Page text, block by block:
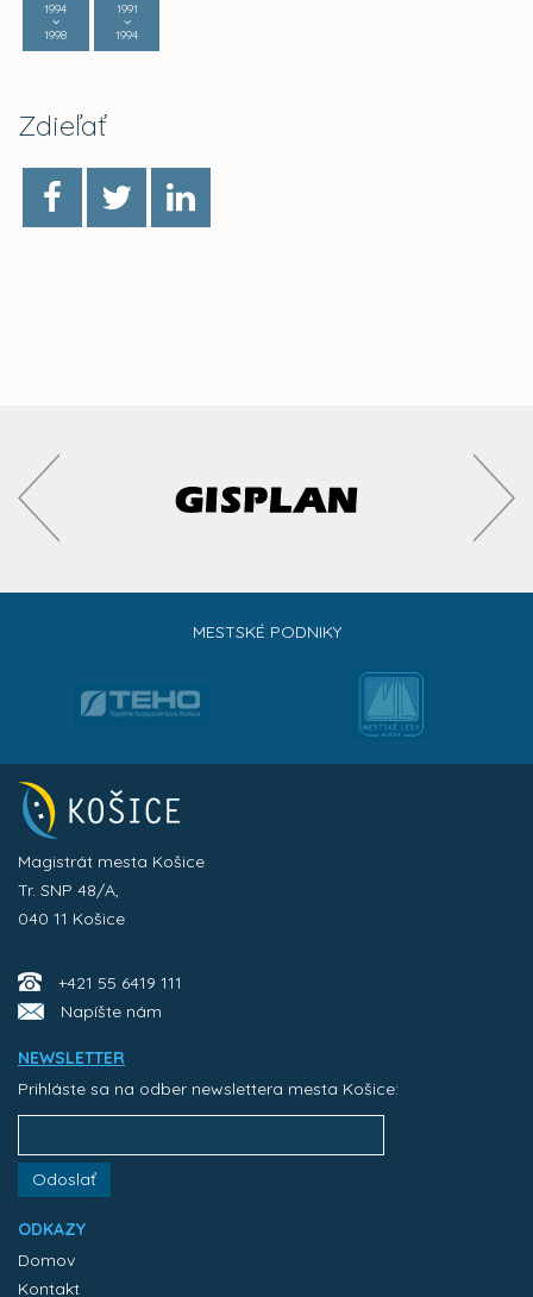
1994
1998
1991
1994
Zdieľať
MESTSKÉ PODNIKY
Magistrát mesta Košice
Tr. SNP 48/A,
040 11 Košice
+421 55 6419 111
Napíšte nám
NEWSLETTER
Prihláste sa na odber newslettera mesta Košice:
Odoslať
ODKAZY
Domov
Kontakt